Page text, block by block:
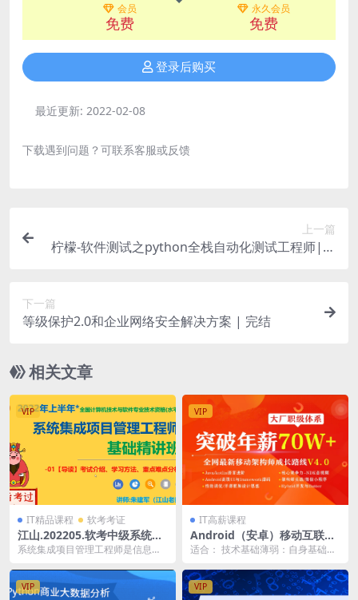
会员
免费
永久会员
免费
登录后购买
最近更新: 2022-02-08
下载遇到问题？可联系客服或反馈
上一篇
柠檬-软件测试之python全栈自动化测试工程师|价
下一篇
等级保护2.0和企业网络安全解决方案 | 完结
相关文章
VIP
IT精品课程 软考考证
江山.202205.软考中级系统集
成项目管理工程师
系统集成项目管理工程师是信息产
一门考试。软考全称全...
VIP
IT高薪课程
Android（安卓）移动互联网
架构开发（VIP班）1期 | 完结
适合： 技术基础薄弱：自身基础较
缺少系统学习经验，...
VIP VIP